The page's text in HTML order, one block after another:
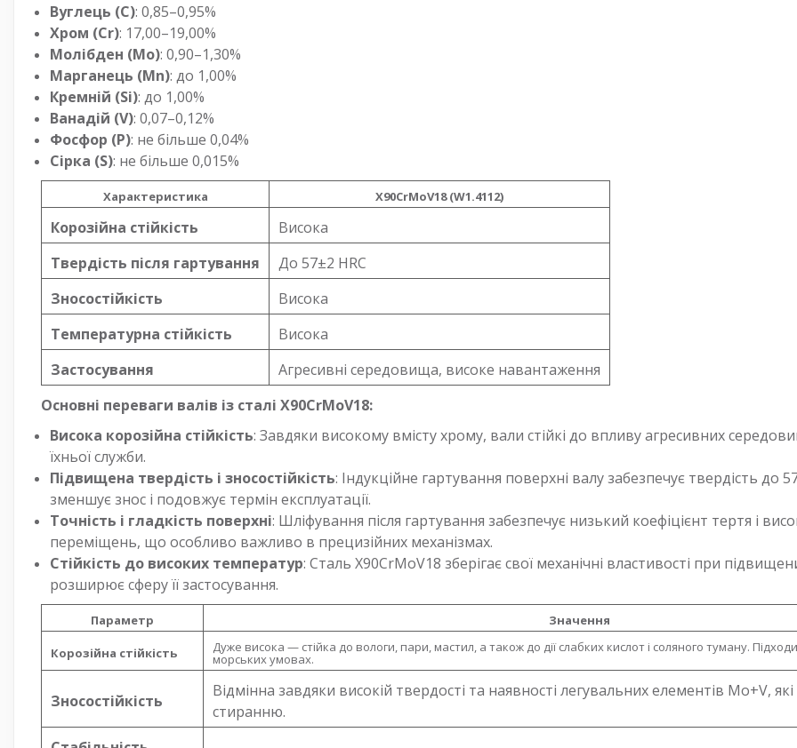
Вуглець (C): 0,85–0,95%
Хром (Cr): 17,00–19,00%
Молібден (Mo): 0,90–1,30%
Марганець (Mn): до 1,00%
Кремній (Si): до 1,00%
Ванадій (V): 0,07–0,12%
Фосфор (P): не більше 0,04%
Сірка (S): не більше 0,015%
Характеристика X90CrMoV18 (W1.4112)
Корозійна стійкість
Висока
Твердість після гартування
До 57±2 HRC
Зносостійкість
Висока
Температурна стійкість
Висока
Застосування
Агресивні середовища, високе навантаження
Основні переваги валів із сталі X90CrMoV18:
Висока корозійна стійкість: Завдяки високому вмісту хрому, вали стійкі до впливу агресивних
їхньої служби.
Підвищена твердість і зносостійкість: Індукційне гартування поверхні валу забезпечує твердість до
зменшує знос і подовжує термін експлуатації.
Точність і гладкість поверхні: Шліфування після гартування забезпечує низький коефіцієнт тертя і
переміщень, що особливо важливо в прецизійних механізмах.
Стійкість до високих температур: Сталь X90CrMoV18 зберігає свої механічні властивості при
розширює сферу її застосування.
Параметр Значення
Корозійна стійкість Дуже висока — стійка до вологи, пари, мастил, а також до дії слабких кислот і соляного туману.
морських умовах.
Зносостійкість
Відмінна завдяки високій твердості та наявності легувальних елементів Mo+V,
стиранню.